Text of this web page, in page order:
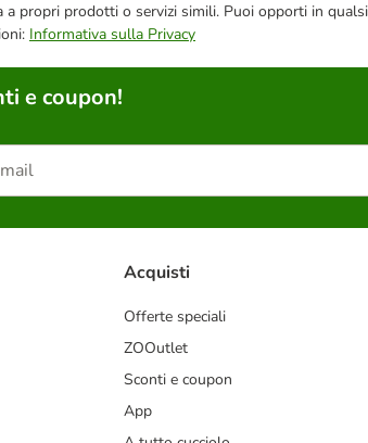
prodotti o servizi simili. Puoi opporti in
Informativa sulla Privacy
e coupon!
Acquisti
Offerte speciali
ZOOutlet
Sconti e coupon
App